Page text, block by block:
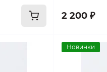
2 200 ₽
Новинки